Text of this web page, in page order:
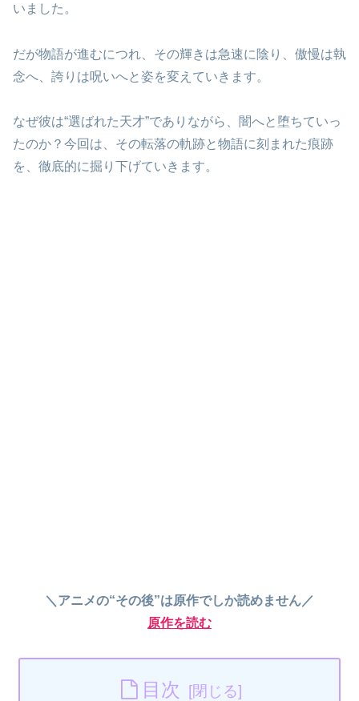
いました。
だが物語が進むにつれ、その輝きは急速に陰り、傲慢は執
念へ、誇りは呪いへと姿を変えていきます。
なぜ彼は“選ばれた天才”でありながら、闇へと堕ちていっ
たのか？今回は、その転落の軌跡と物語に刻まれた痕跡
を、徹底的に掘り下げていきます。
＼アニメの“その後”は原作でしか読めません／
原作を読む
目次